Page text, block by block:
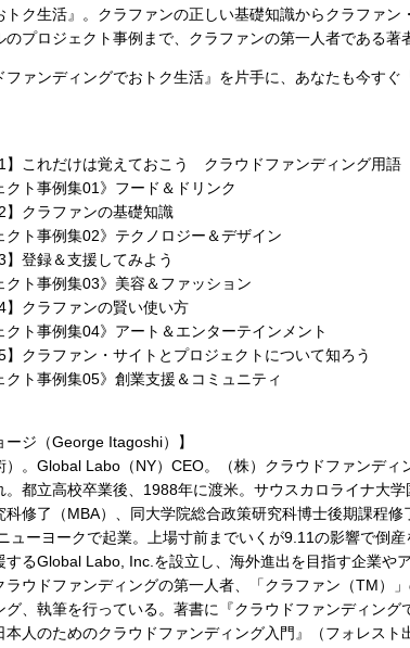
トク生活』。クラファンの正しい基礎知識からクラファン
のプロジェクト事例まで、クラファンの第一人者である著
ファンディングでおトク生活』を片手に、あなたも今す
】これだけは覚えておこう クラウドファンディング用語
クト事例集01》フード＆ドリンク
】クラファンの基礎知識
クト事例集02》テクノロジー＆デザイン
】登録＆支援してみよう
クト事例集03》美容＆ファッション
】クラファンの賢い使い方
クト事例集04》アート＆エンターテインメント
】クラファン・サイトとプロジェクトについて知ろう
クト事例集05》創業支援＆コミュニティ
ージ（George Itagoshi）】
）。Global Labo（NY）CEO。（株）クラウドファンディ
。都立高校卒業後、1988年に渡米。サウスカロライナ大
科修了（MBA）、同大学院総合政策研究科博士後期課程修
ューヨークで起業。上場寸前までいくが9.11の影響で倒
するGlobal Labo, Inc.を設立し、海外進出を目指す企業や
ラウドファンディングの第一人者、「クラファン（TM）
グ、執筆を行っている。著書に『クラウドファンディング
本人のためのクラウドファンディング入門』（フォレスト